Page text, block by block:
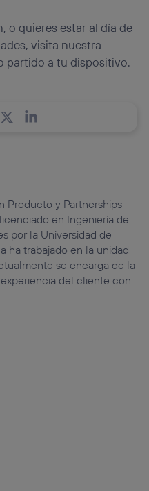
o quieres estar al día de
visita nuestra
partido a tu dispositivo.
Producto y Partnerships
en Ingeniería de
por la Universidad de
ha trabajado en la unidad
se encarga de la
del cliente con